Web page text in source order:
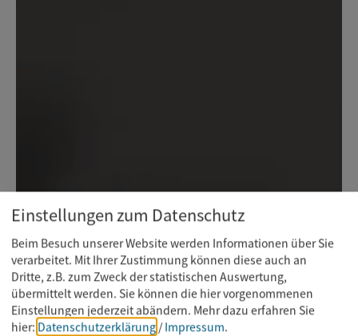
Einstellungen zum Datenschutz
Beim Besuch unserer Website werden Informationen über Sie
verarbeitet. Mit Ihrer Zustimmung können diese auch an
Dritte, z.B. zum Zweck der statistischen Auswertung,
übermittelt werden. Sie können die hier vorgenommenen
Einstellungen jederzeit abändern. Mehr dazu erfahren Sie
hier: Datenschutzerklärung / Impressum.